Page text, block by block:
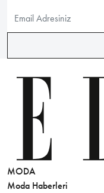
MODA
Moda Haberleri